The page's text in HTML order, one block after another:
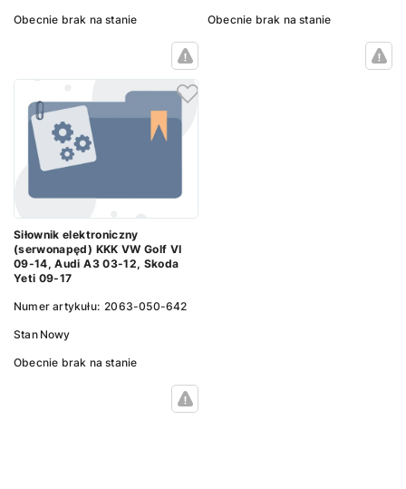
Obecnie brak na stanie Obecnie brak na stanie
Siłownik elektroniczny
(serwonapęd) KKK VW Golf VI
09-14, Audi A3 03-12, Skoda
Yeti 09-17
Numer artykułu: 2063-050-642
Stan Nowy
Obecnie brak na stanie